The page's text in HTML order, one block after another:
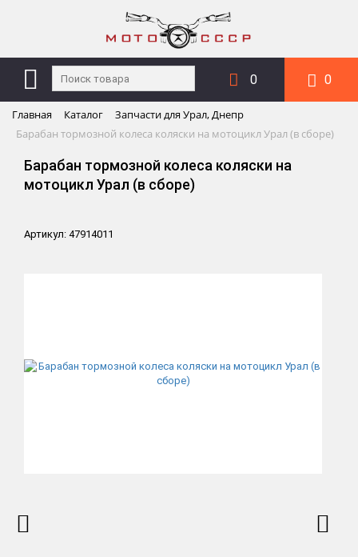
0 0
Главная Каталог
Запчасти для Урал, Днепр
Барабан тормозной колеса коляски на мотоцикл Урал (в сборе)
Барабан тормозной колеса коляски на
мотоцикл Урал (в сборе)
Артикул: 47914011